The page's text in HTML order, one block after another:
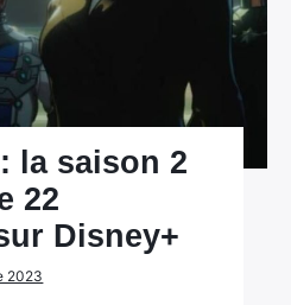
la saison 2
22
Disney+
2023